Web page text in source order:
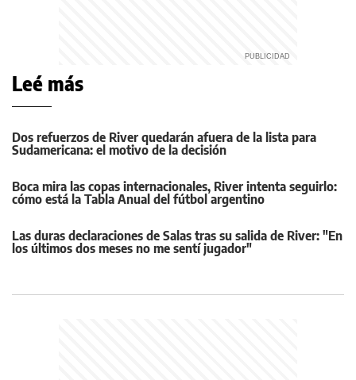
Leé más
Dos refuerzos de River quedarán afuera de la lista para
Sudamericana: el motivo de la decisión
Boca mira las copas internacionales, River intenta seguirlo:
cómo está la Tabla Anual del fútbol argentino
Las duras declaraciones de Salas tras su salida de River: "En
los últimos dos meses no me sentí jugador"